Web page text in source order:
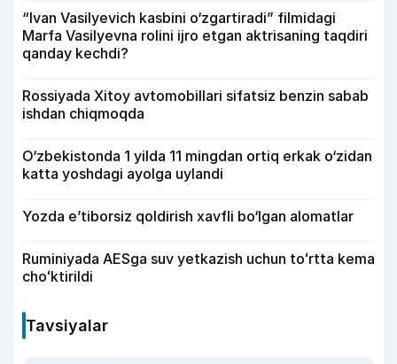
“Ivan Vasilyevich kasbini o‘zgartiradi” filmidagi
Marfa Vasilyevna rolini ijro etgan aktrisaning taqdiri
qanday kechdi?
Rossiyada Xitoy avtomobillari sifatsiz benzin sabab
ishdan chiqmoqda
O‘zbekistonda 1 yilda 11 mingdan ortiq erkak o‘zidan
katta yoshdagi ayolga uylandi
Yozda e’tiborsiz qoldirish xavfli bo‘lgan alomatlar
Ruminiyada AESga suv yetkazish uchun toʻrtta kema
choʻktirildi
Tavsiyalar